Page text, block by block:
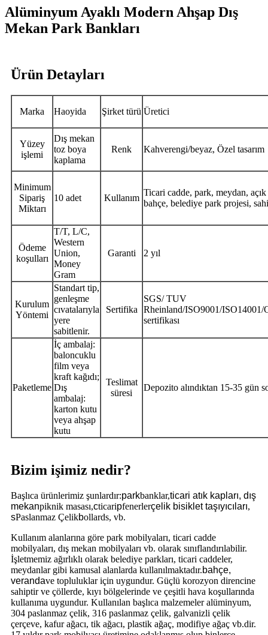
Alüminyum Ayaklı Modern Ahşap Dış
Mekan Park Bankları
Ürün Detayları
Marka Haoyida Şirket türü Üretici
Yüzey
işlemi
Dış mekan
toz boya
kaplama
Renk Kahverengi/beyaz, Özel tasarım
Minimum
Sipariş
Miktarı
10 adet Kullanım
Ticari cadde, park, meydan,
bahçe, belediye park projesi,
Ödeme
koşulları
T/T, L/C,
Western
Union,
Money
Gram
Garanti 2 yıl
Kurulum
Yöntemi
Standart tip,
genleşme
cıvatalarıyla
yere
sabitlenir.
Sertifika
SGS/ TUV
Rheinland/ISO9001/ISO14001/
sertifikası
Paketleme
İç ambalaj:
baloncuklu
film veya
kraft kağıdı;
Dış
ambalaj:
karton kutu
veya ahşap
kutu
Teslimat
süresi
Depozito alındıktan 15-35 gün
Bizim işimiz nedir?
Başlıca ürünlerimiz şunlardır:parkbanklar,ticari atık kapları, dış
mekanpiknik masası,cticaripfenerlerçelik bisiklet taşıyıcıları,
sPaslanmaz Çelikbollards, vb.
Kullanım alanlarına göre park mobilyaları, ticari cadde
mobilyaları, dış mekan mobilyaları vb. olarak sınıflandırılabilir.
İşletmemiz ağırlıklı olarak belediye parkları, ticari caddeler,
meydanlar gibi kamusal alanlarda kullanılmaktadır.bahçe,
verandave topluluklar için uygundur. Güçlü korozyon direncine
sahiptir ve çöllerde, kıyı bölgelerinde ve çeşitli hava koşullarında
kullanıma uygundur. Kullanılan başlıca malzemeler alüminyum,
304 paslanmaz çelik, 316 paslanmaz çelik, galvanizli çelik
çerçeve, kafur ağacı, tik ağacı, plastik ağaç, modifiye ağaç vb.dir.